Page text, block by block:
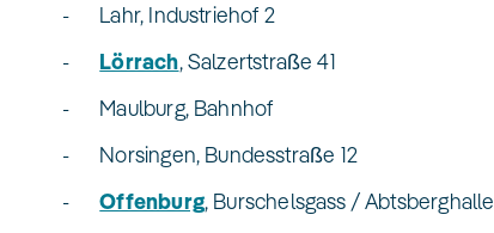
- Lahr, Industriehof 2
- Lörrach, Salzertstraße 41
- Maulburg, Bahnhof
- Norsingen, Bundesstraße 12
-Offenburg, Burschelsgass / Abtsberghalle